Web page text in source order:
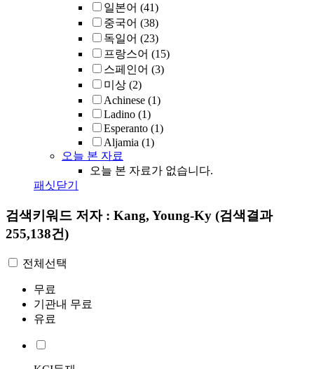
일본어 (41)
중국어 (38)
독일어 (23)
프랑스어 (15)
스페인어 (3)
미상 (2)
Achinese (1)
Ladino (1)
Esperanto (1)
Aljamia (1)
오늘 본 자료
오늘 본 자료가 없습니다.
패싯닫기
검색키워드 저자 : Kang, Young-Ky (검색결과
255,138건)
전체선택
무료
기관내 무료
유료